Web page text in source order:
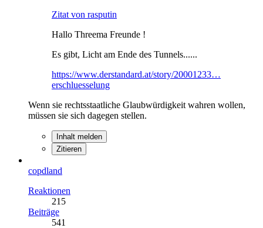
Zitat von rasputin
Hallo Threema Freunde !
Es gibt, Licht am Ende des Tunnels......
https://www.derstandard.at/story/20001233…
erschluesselung
Wenn sie rechtsstaatliche Glaubwürdigkeit wahren wollen,
müssen sie sich dagegen stellen.
Inhalt melden
Zitieren
copdland
Reaktionen
215
Beiträge
541